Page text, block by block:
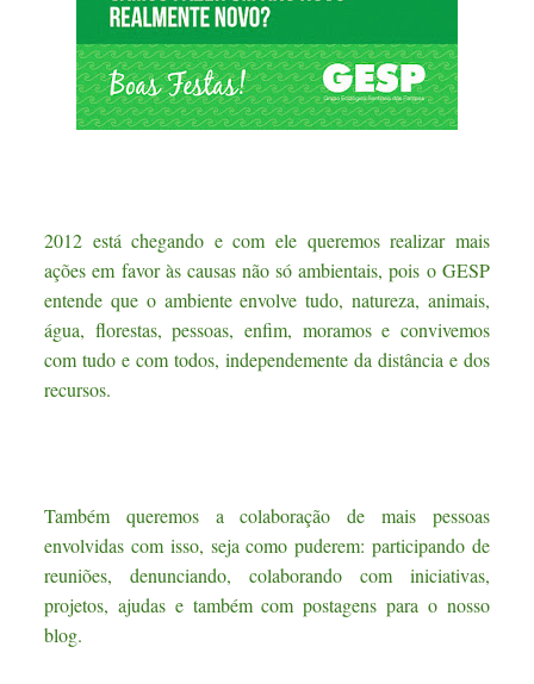
2012 está chegando e com ele queremos realizar mais
ações em favor às causas não só ambientais, pois o GESP
entende que o ambiente envolve tudo, natureza, animais,
água, florestas, pessoas, enfim, moramos e convivemos
com tudo e com todos, independemente da distância e dos
recursos.
Também queremos a colaboração de mais pessoas
envolvidas com isso, seja como puderem: participando de
reuniões, denunciando, colaborando com iniciativas,
projetos, ajudas e também com postagens para o nosso
blog.